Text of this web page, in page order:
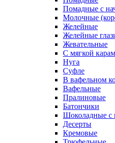
Помадные с
Молочные
Желейные
Желейные
Жевательные
С мягкой
Нуга
Суфле
В вафельном
Вафельные
Пралиновые
Батончики
Шоколадные с
Десерты
Кремовые